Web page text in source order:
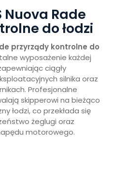
Nuova Rade
do łodzi
przyrządy kontrolne do
wyposażenie każdej
ciągły
silnika oraz
Profesjonalne
skipperowi na bieżąco
łodzi, co przekłada się
żeglugi oraz
motorowego.